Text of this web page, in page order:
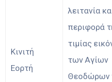
Κινιτή
Εορτή
λειτανία
περιφορά
τιμίας
των Αγίων
Θεοδώρων